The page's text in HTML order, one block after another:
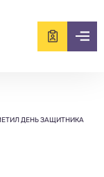
ДЕНЬ ЗАЩИТНИКА